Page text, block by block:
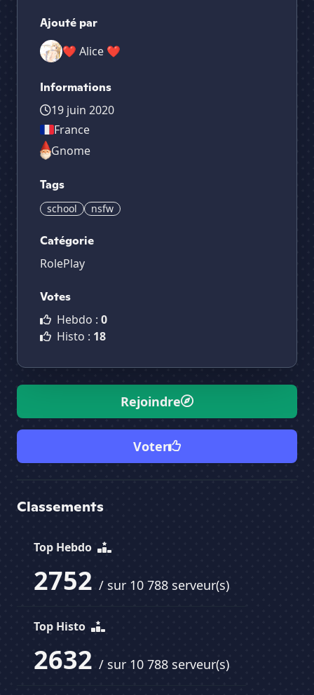
Ajouté par
❤ Alice ❤
Informations
19 juin 2020
France
Gnome
Tags
school nsfw
Catégorie
RolePlay
Votes
Hebdo : 0
Histo : 18
Rejoindre
Voter
Classements
Top Hebdo
2752 / sur 10 788 serveur(s)
Top Histo
2632 / sur 10 788 serveur(s)